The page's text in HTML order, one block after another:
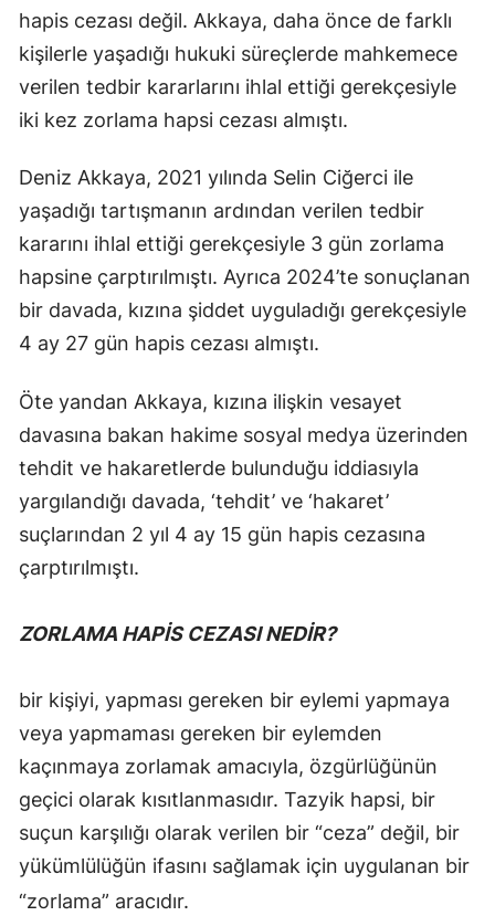
hapis cezası değil. Akkaya, daha önce de farklı
kişilerle yaşadığı hukuki süreçlerde mahkemece
verilen tedbir kararlarını ihlal ettiği gerekçesiyle
iki kez zorlama hapsi cezası almıştı.
Deniz Akkaya, 2021 yılında Selin Ciğerci ile
yaşadığı tartışmanın ardından verilen tedbir
kararını ihlal ettiği gerekçesiyle 3 gün zorlama
hapsine çarptırılmıştı. Ayrıca 2024’te sonuçlanan
bir davada, kızına şiddet uyguladığı gerekçesiyle
4 ay 27 gün hapis cezası almıştı.
Öte yandan Akkaya, kızına ilişkin vesayet
davasına bakan hakime sosyal medya üzerinden
tehdit ve hakaretlerde bulunduğu iddiasıyla
yargılandığı davada, ‘tehdit’ ve ‘hakaret’
suçlarından 2 yıl 4 ay 15 gün hapis cezasına
çarptırılmıştı.
ZORLAMA HAPİS CEZASI NEDİR?
bir kişiyi, yapması gereken bir eylemi yapmaya
veya yapmaması gereken bir eylemden
kaçınmaya zorlamak amacıyla, özgürlüğünün
geçici olarak kısıtlanmasıdır. Tazyik hapsi, bir
suçun karşılığı olarak verilen bir “ceza” değil, bir
yükümlülüğün ifasını sağlamak için uygulanan bir
“zorlama” aracıdır.